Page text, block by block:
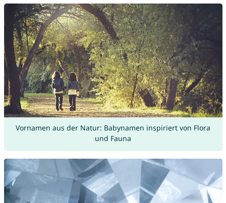
Vornamen aus der Natur: Babynamen inspiriert von Flora
und Fauna